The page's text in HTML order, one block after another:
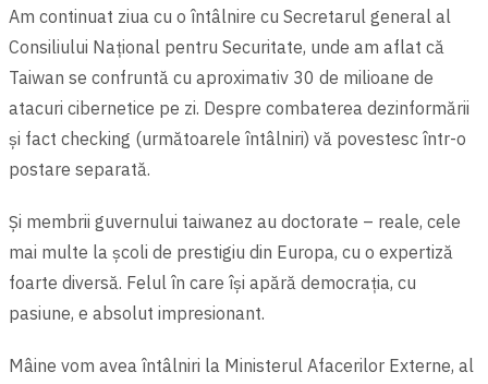
Am continuat ziua cu o întâlnire cu Secretarul general al
Consiliului Național pentru Securitate, unde am aflat că
Taiwan se confruntă cu aproximativ 30 de milioane de
atacuri cibernetice pe zi. Despre combaterea dezinformării
şi fact checking (următoarele întâlniri) vă povestesc într-o
postare separată.
Şi membrii guvernului taiwanez au doctorate – reale, cele
mai multe la şcoli de prestigiu din Europa, cu o expertiză
foarte diversă. Felul în care îşi apără democrația, cu
pasiune, e absolut impresionant.
Mâine vom avea întâlniri la Ministerul Afacerilor Externe, al